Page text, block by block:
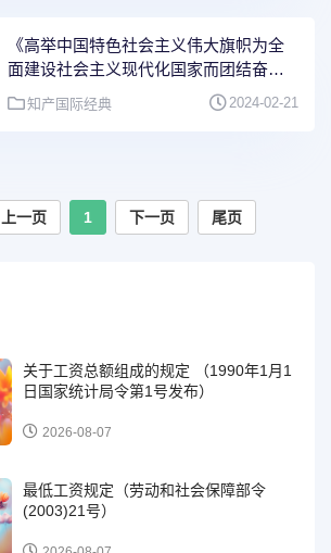
《高举中国特色社会主义伟大旗帜为全
面建设社会主义现代化国家而团结奋
斗》（中国共产党第二十次全国代表大
会报告）
知产国际经典 2024-02-21
上一页 1 下一页 尾页
关于工资总额组成的规定 （1990年1月1
日国家统计局令第1号发布）
2026-08-07
最低工资规定（劳动和社会保障部令
(2003)21号）